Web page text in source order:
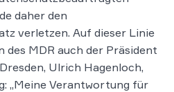
daher den
verletzen. Auf dieser Linie
MDR auch der Präsident
Ulrich Hagenloch,
„Meine Verantwortung für